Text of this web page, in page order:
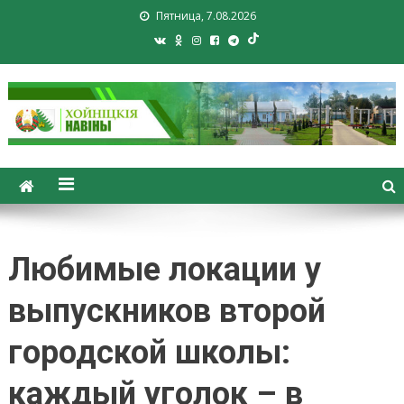
Пятница, 7.08.2026
Хойники. Хойнiцкiя навiны.
Новости Хойник. Районная
Любимые локации у
выпускников второй
городской школы:
каждый уголок – в